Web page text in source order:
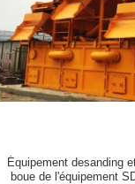
Équipement desanding
boue de l'équipement